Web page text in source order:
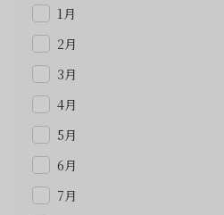
1月
2月
3月
4月
5月
6月
7月